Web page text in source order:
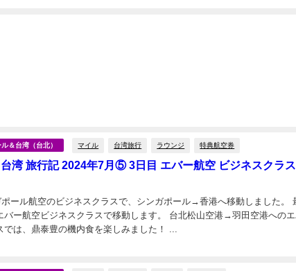
＆台湾（台北） マイル 台湾旅行 ラウンジ 特典航空券
湾 旅行記 2024年7月⑤ 3日目 エバー航空 ビジネスクラス
ール航空のビジネスクラスで、シンガポール→香港へ移動しました。 最終
ネスクラスで移動します。 台北松山空港→羽田空港へのエバー